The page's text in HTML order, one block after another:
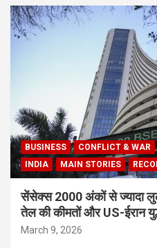
BUSINESS CONFLICT & WAR
INDIA
MAIN STORIES
सेंसेक्स 2000 अंकों से ज्यादा
तेल की कीमतों और US-ईरान
March 9, 2026